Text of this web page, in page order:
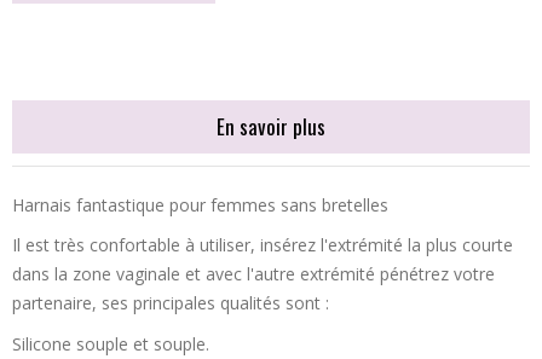
En savoir plus
Harnais fantastique pour femmes sans bretelles
Il est très confortable à utiliser, insérez l'extrémité la plus courte
dans la zone vaginale et avec l'autre extrémité pénétrez votre
partenaire, ses principales qualités sont :
Silicone souple et souple.